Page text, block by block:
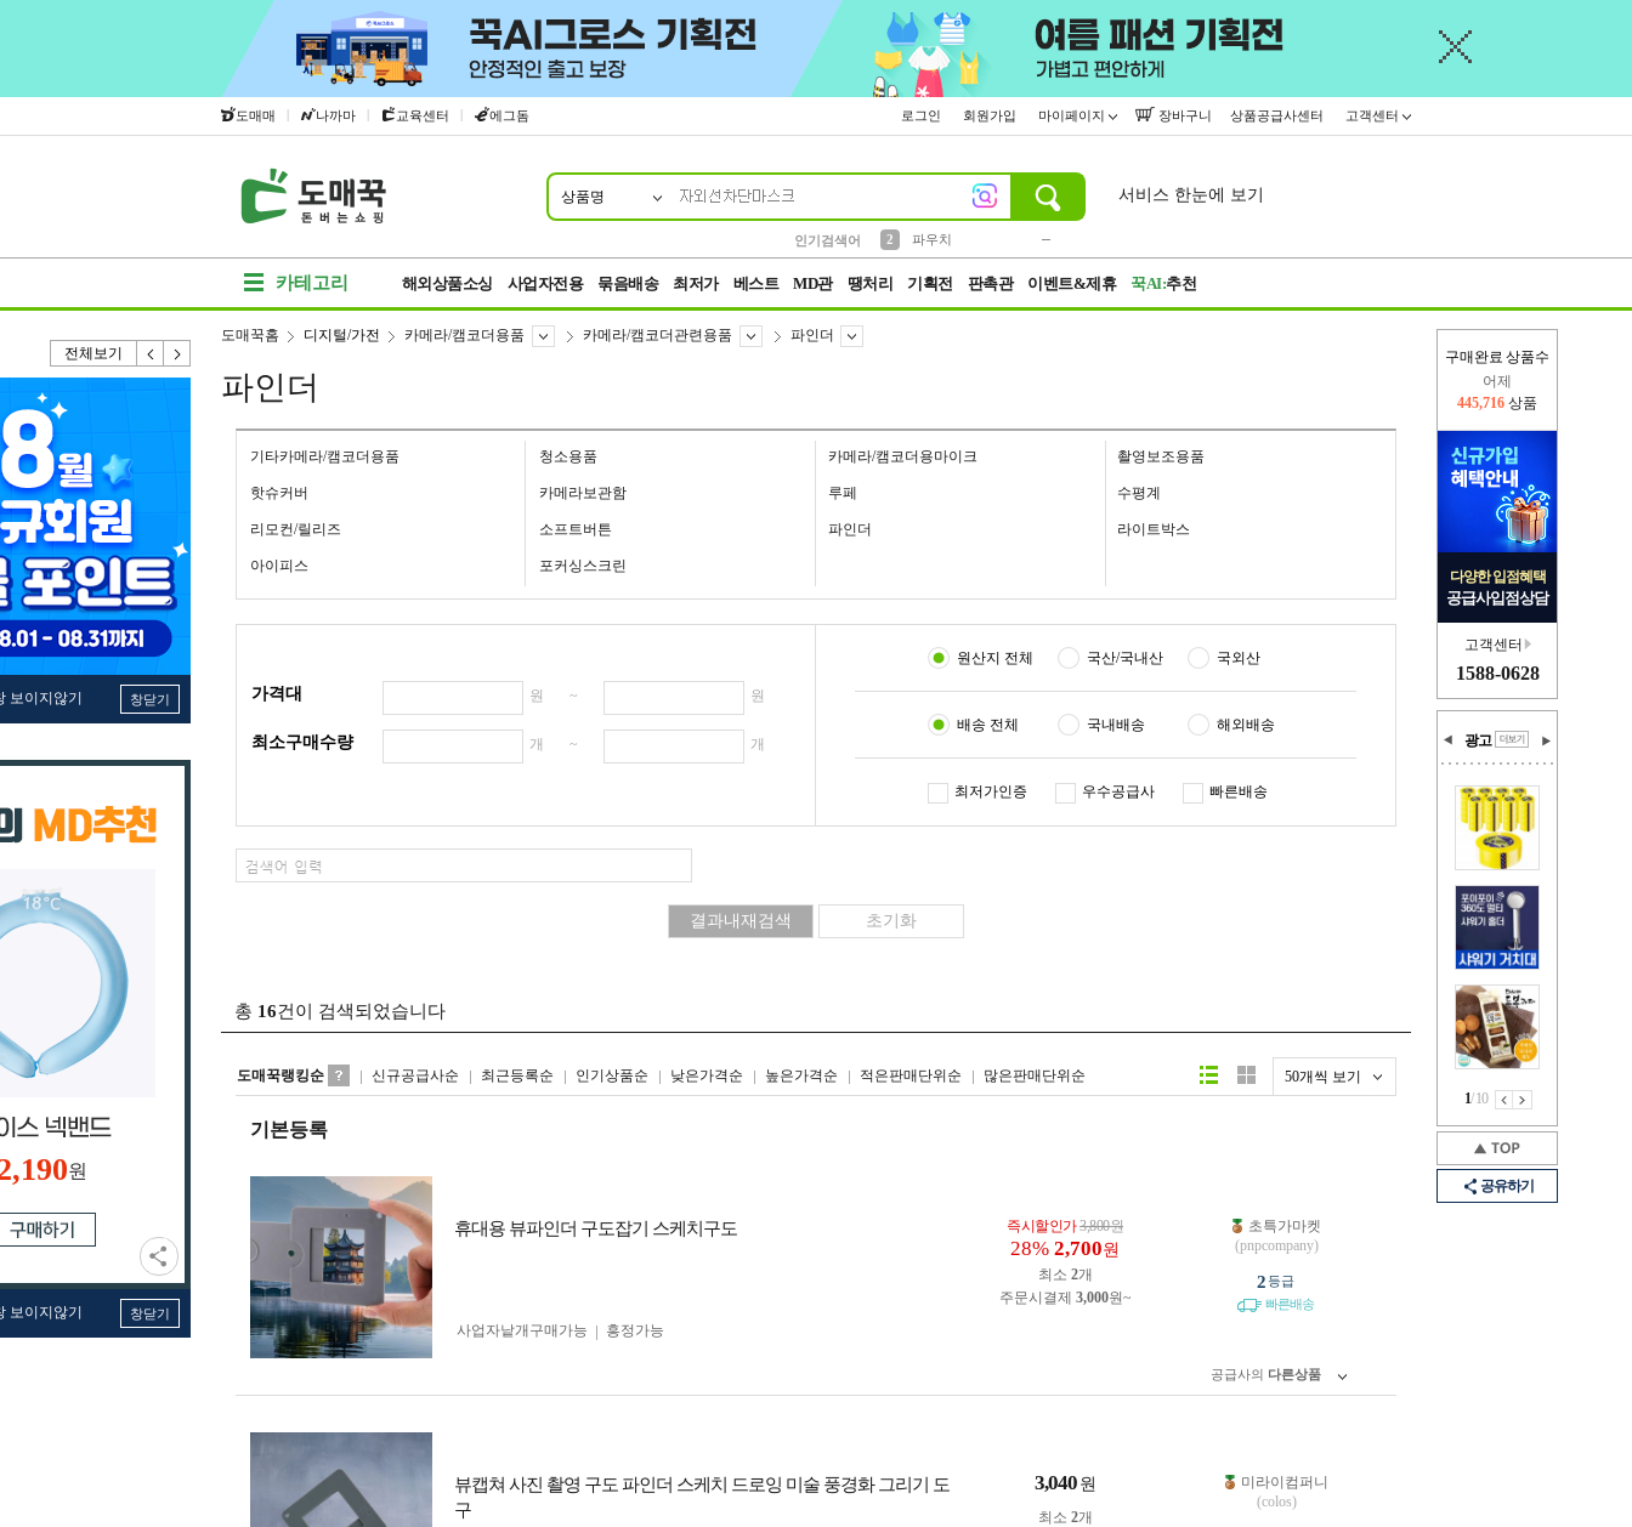
도매매 | 나까마 | 교육센터 | 에그돔 로그인 회원가입 마이페이지 장바구니 상품공급사센터 고객센터
상품명
인기검색어
2
파우치
서비스 한눈에 보기
카테고리 해외상품소싱 사업자전용 묶음배송 최저가 베스트 MD관 땡처리 기획전 판촉관 이벤트&제휴 꾹AI:추천
전체보기
보이지않기 창닫기
원
보이지않기 창닫기
구매완료 상품수
어제
445,716상품
오늘(현재)
132,188 상품
다양한 입점혜택
공급사입점상담
고객센터
1588-0628
광고
1/10
공유하기
도매꾹홈 디지털/가전 카메라/캠코더용품 카메라/캠코더관련용품 파인더
파인더
기타카메라/캠코더용품 청소용품 카메라/캠코더용마이크 촬영보조용품
핫슈커버 카메라보관함 루페 수평계
리모컨/릴리즈 소프트버튼 파인더 라이트박스
아이피스 포커싱스크린
가격대 원 ~ 원
최소구매수량 개 ~ 개
원산지 전체 국산/국내산 국외산
배송 전체 국내배송 해외배송
최저가인증 우수공급사 빠른배송
총 16건이 검색되었습니다
도매꾹랭킹순 신규공급사순 최근등록순 인기상품순 낮은가격순 높은가격순 적은판매단위순 많은판매단위순 50개씩 보기
리스트형갤러리형
기본등록
휴대용 뷰파인더 구도잡기 스케치구도 즉시할인가3,800원
28% 2,700원
최소 2개
주문시결제 3,000원~
사업자 낱개구매가능
흥정가능
초특가마켓
(pnpcompany)
2등급
빠른배송
공급사의 다른상품
뷰캡쳐 사진 촬영 구도 파인더 스케치 드로잉 미술 풍경화 그리기 도
구
3,040 원
최소 2개
미라이컴퍼니
(colos)